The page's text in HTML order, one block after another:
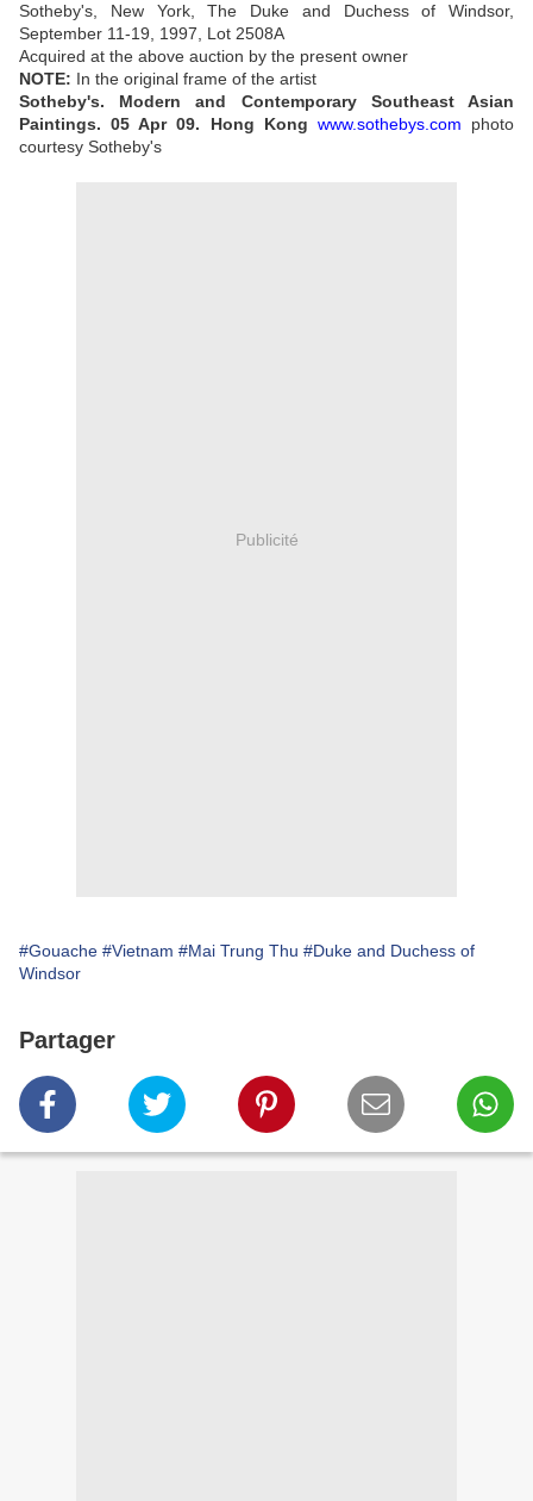
Sotheby's, New York, The Duke and Duchess of Windsor,
September 11-19, 1997, Lot 2508A
Acquired at the above auction by the present owner
NOTE: In the original frame of the artist
Sotheby's. Modern and Contemporary Southeast Asian
Paintings.05 Apr 09. Hong Kong www.sothebys.com photo
courtesy Sotheby's
Publicité
#Gouache #Vietnam #Mai Trung Thu #Duke and Duchess of
Windsor
Partager